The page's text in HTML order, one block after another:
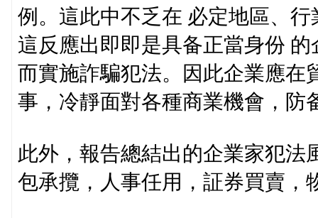
例。這此中不乏在 必定地區、
這反應出即即是具备正當身份
而實施詐騙犯法。因此企業應在
事，冷靜面對各種商業機會，防
此外，報告總結出的企業家犯法
包承攬，人事任用，証券買賣，